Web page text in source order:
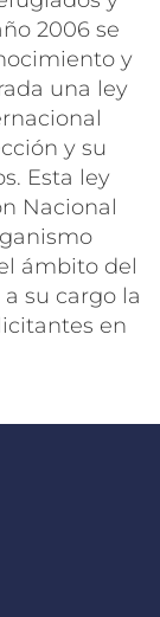
2006 se
y
una ley
y su
Esta ley
Nacional
ámbito del
su cargo la
en